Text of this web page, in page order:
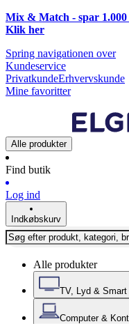
Mix & Match - spar
Klik her
Spring navigationen over
Kundeservice
PrivatkundeErhvervskunde
Mine favoritter
Alle produkter
Find butik
Log ind
Indkøbskurv
Alle produkter
TV, Lyd & Smart
Computer &